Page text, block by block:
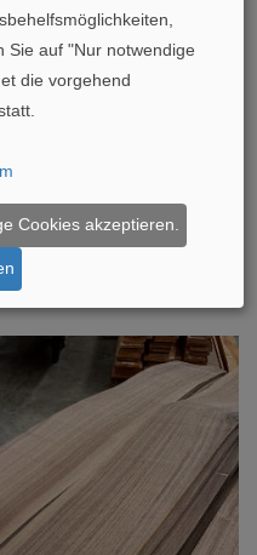
mit attraktiver Maserung.
Sie auf "Nur notwendige
die vorgehend
Cookies akzeptieren.